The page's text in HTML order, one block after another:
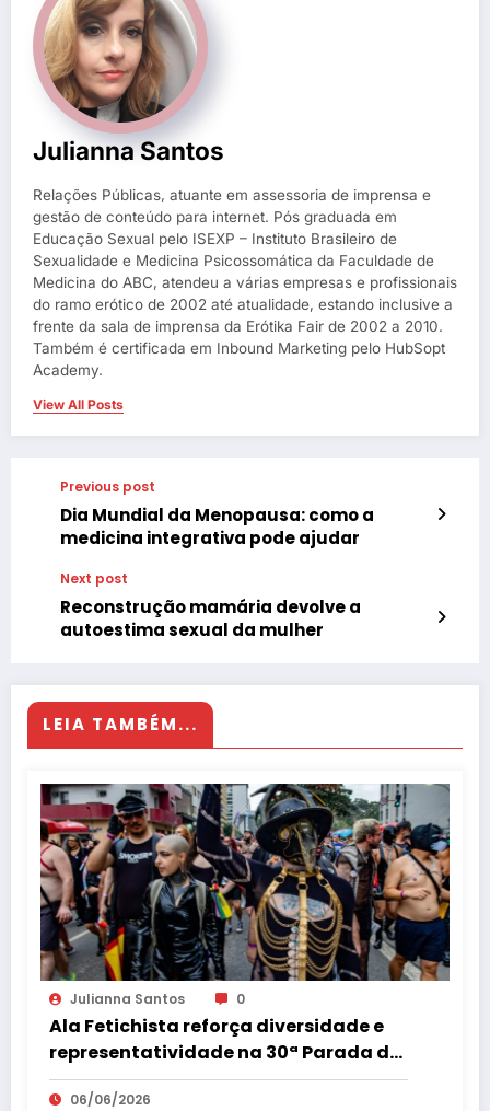
Julianna Santos
Relações Públicas, atuante em assessoria de imprensa e
gestão de conteúdo para internet. Pós graduada em
Educação Sexual pelo ISEXP – Instituto Brasileiro de
Sexualidade e Medicina Psicossomática da Faculdade de
Medicina do ABC, atendeu a várias empresas e profissionais
do ramo erótico de 2002 até atualidade, estando inclusive a
frente da sala de imprensa da Erótika Fair de 2002 a 2010.
Também é certificada em Inbound Marketing pelo HubSopt
Academy.
View All Posts
Previous post
Dia Mundial da Menopausa: como a
medicina integrativa pode ajudar
Next post
Reconstrução mamária devolve a
autoestima sexual da mulher
LEIA TAMBÉM...
Julianna Santos 0
Ala Fetichista reforça diversidade e
representatividade na 30ª Parada do
Orgulho LGBT+ de São Paulo
06/06/2026